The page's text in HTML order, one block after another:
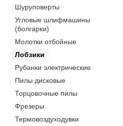
Шуруповерты
Угловые шлифмашины
(болгарки)
Молотки отбойные
Лобзики
Рубанки электрические
Пилы дисковые
Торцовочные пилы
Фрезеры
Термовоздуходувки